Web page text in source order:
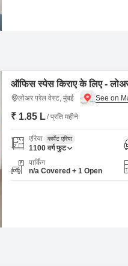
ऑफिस स्पेस किराए के लिए -
लोअर परेल वेस्ट, मुंबई
₹ 1.85 L/ प्रति महीने
एरिया कार्पेट एरिया
1100 वर्ग फुट
पार्किंग
n/a Covered + 1 Open